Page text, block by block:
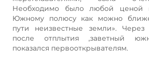
Необходимо было любой ценой
Южному полюсу как можно
пути неизвестные земли».
после отплытия ,заветный
показался первооткрывателям.